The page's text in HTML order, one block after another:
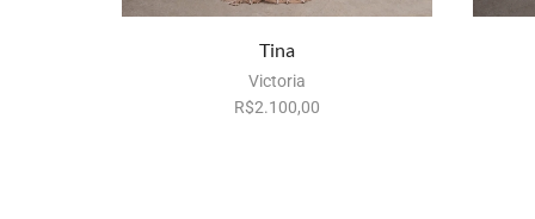
Tina
Victoria
R$2.100,00
Por aluguel